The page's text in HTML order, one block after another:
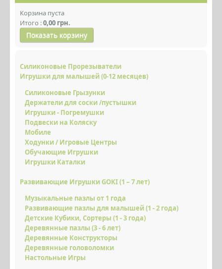
МЕСЯЦЕВ)
РАЗВИВАЮЩИЕ ИГРУШКИ GOKI (1 – 7
ДЕТСКИЙ ТРАНСПОРТ GOKI
ЛОГОПЕДИЧЕСКИЕ ИГРЫ
ДЕТСКАЯ ЛИТЕРАТУРА
НАБОРЫ ДЛЯ ТВОРЧЕСТВА
ДЕКОР ДЛЯ ДЕТСКОЙ КОМНАТЫ
КОЛЯСКИ И АКСЕССУАРЫ
АКТИВНЫЙ ОТДЫХ
ВОЗДУШНЫЕ ЗМЕИ
МЕТАТЕЛЬНЫЕ ПЛАНЕРЫ
Корзина пуста
Итого :0,00 грн.
Показать корзину
Силиконовые Прорезыватели
Игрушки для малышей (0-12 месяцев)
Силиконовые Грызунки
Держатели для соски /пустышки
Игрушки - Погремушки
Подвески на Коляску
Мобиле
Ходунки / Игровые Центры
Обучающие Игрушки
Игрушки Каталки
Развивающие Игрушки GOKI (1 – 7 лет)
Музыкальные пазлы от 1 года
Развивающие пазлы для малышей (1 - 2 года)
Детские Кубики, Сортеры (1 - 3 года)
Деревянные пазлы (3 - 6 лет)
Деревянные Конструкторы
Деревянные головоломки
Настольные Игры